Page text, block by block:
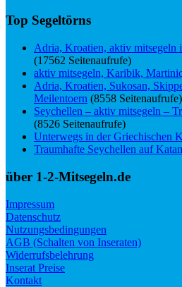
Top Segeltörns
Adria, Kroatien, aktiv mitsegeln
(17562 Seitenaufrufe)
aktiv mitsegeln, Karibik,
Adria, Kroatien, Sukosan,
Meilentoern (8558 Seitenaufrufe)
Seychellen – aktiv mitsegeln –
(8526 Seitenaufrufe)
Unterwegs in der Griechischen
Traumhafte Seychellen auf
über 1-2-Mitsegeln.de
Impressum
Datenschutz
Nutzungsbedingungen
AGB (Schalten von Inseraten)
Widerrufsbelehrung
Inserat Preise
Kontakt